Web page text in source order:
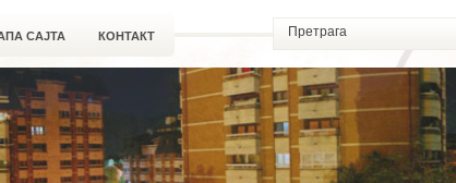
САЈТА КОНТАКТ